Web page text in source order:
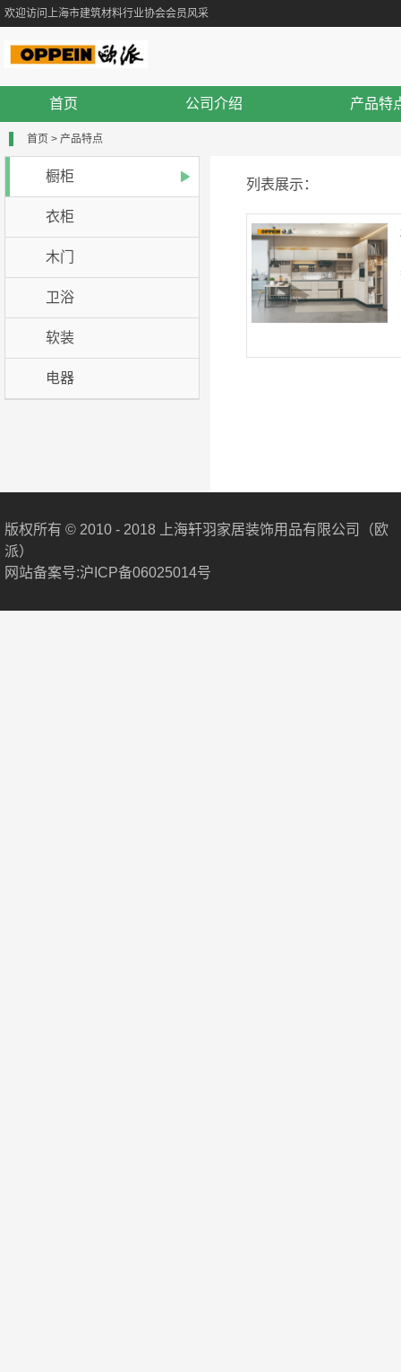
欢迎访问上海市建筑材料行业协会会员风采
首页 公司介绍 产品特
首页 > 产品特点
橱柜
衣柜
木门
卫浴
软装
电器
列表展示：
版权所有 © 2010 - 2018 上海轩羽家居装饰用品有限公司（欧
派）
网站备案号:沪ICP备06025014号